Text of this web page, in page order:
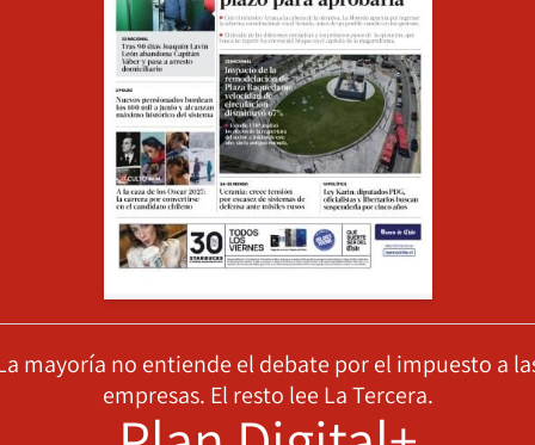
mayoría no entiende el debate por el impuesto a
empresas. El resto lee La Tercera.